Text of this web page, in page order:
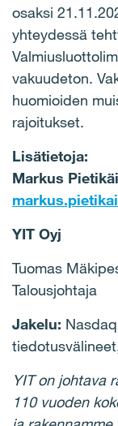
osaksi
yhteydessä
vakuudeton.
huomioiden
rajoitukset.
Lisätietoja:
Markus
YIT Oyj
Tuomas
Talousjohtaja
Jakelu:
YIT on johtava
110 vuoden